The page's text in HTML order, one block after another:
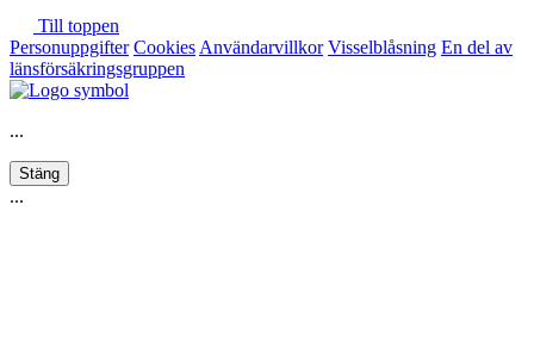
Till toppen
Personuppgifter Cookies Användarvillkor Visselblåsning En del av
länsförsäkringsgruppen
...
Stäng
...